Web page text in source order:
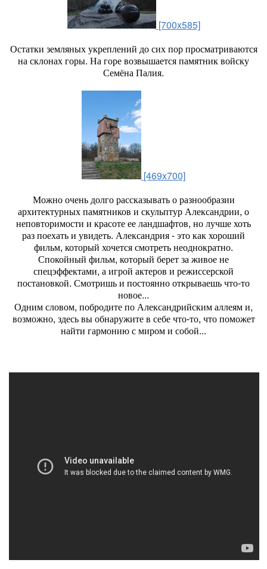
[700x585]
Остатки земляных укреплений до сих пор просматриваются
на склонах горы. На горе возвышается памятник войску
Семёна Палия.
[469x700]
Можно очень долго рассказывать о разнообразии
архитектурных памятников и скульптур Александрии, о
неповторимости и красоте ее ландшафтов, но лучше хоть
раз поехать и увидеть. Александрия - это как хороший
фильм, который хочется смотреть неоднократно.
Спокойный фильм, который берет за живое не
спецэффектами, а игрой актеров и режиссерской
постановкой. Смотришь и постоянно открываешь что-то
новое...
Одним словом, побродите по Александрийским аллеям и,
возможно, здесь вы обнаружите в себе что-то, что поможет
найти гармонию с миром и собой...